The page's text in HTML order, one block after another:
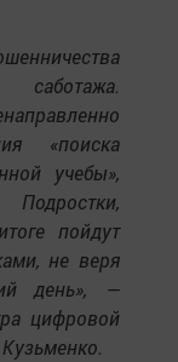
«поиска
учебы»,
пойдут
не веря
день», —
цифровой